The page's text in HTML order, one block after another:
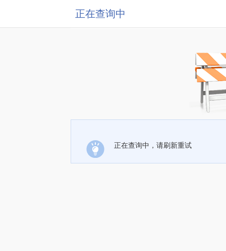
正在查询中
正在查询中，请刷新重试